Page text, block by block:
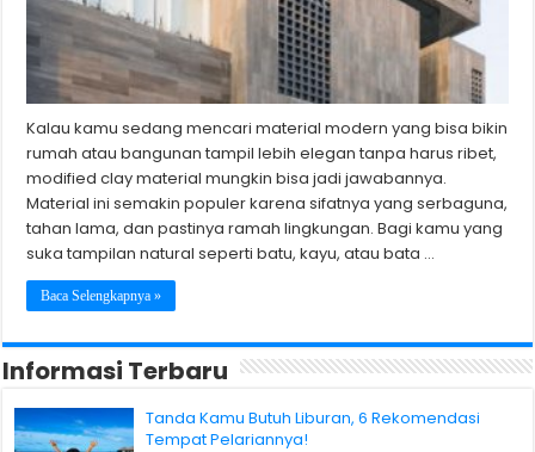
Kalau kamu sedang mencari material modern yang bisa bikin
rumah atau bangunan tampil lebih elegan tanpa harus ribet,
modified clay material mungkin bisa jadi jawabannya.
Material ini semakin populer karena sifatnya yang serbaguna,
tahan lama, dan pastinya ramah lingkungan. Bagi kamu yang
suka tampilan natural seperti batu, kayu, atau bata …
Baca Selengkapnya »
Informasi Terbaru
Tanda Kamu Butuh Liburan, 6 Rekomendasi
Tempat Pelariannya!